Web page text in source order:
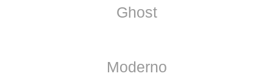
Ghost
Moderno